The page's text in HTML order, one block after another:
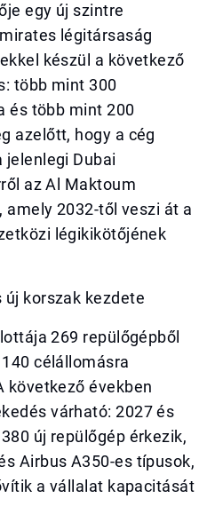
egy új szintre
légitársaság
készül a következő
több mint 300
és több mint 200
azelőtt, hogy a cég
jelenlegi Dubai
az Al Maktoum
2032-től veszi át a
légikikötőjének
korszak kezdete
269 repülőgépből
célállomásra
következő években
várható: 2027 és
új repülőgép érkezik,
Airbus A350-es típusok,
a vállalat kapacitását